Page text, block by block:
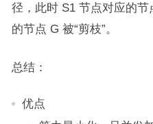
径，此时 S1 节点对应的节
的节点 G 被“剪枝”。
总结：
优点